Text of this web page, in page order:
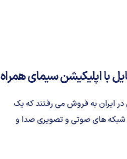
با اپلیکیشن سیمای همراه
ایران به فروش می رفتند که یک
شبکه های صوتی و تصویری صدا و